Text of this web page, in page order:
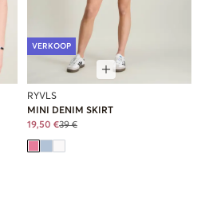
VERKOOP
RYVLS
MINI DENIM SKIRT
19,50 €39 €